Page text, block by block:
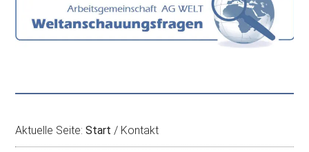
Aktuelle Seite:Start / Kontakt